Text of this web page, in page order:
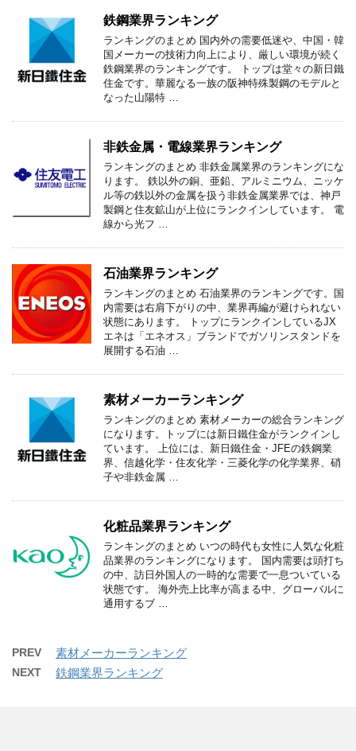
鉄鋼業界ランキング
ランキングのまとめ 国内外の需要低迷や、中国・韓
国メーカーの技術力向上により、厳しい環境が続く
鉄鋼業界のランキングです。 トップは堂々の新日鐵
住金です。華麗なる一族の阪神特殊製鋼のモデルと
なった山陽特 …
非鉄金属・電線業界ランキング
ランキングのまとめ 非鉄金属業界のランキングにな
ります。 鉄以外の銅、亜鉛、アルミニウム、ニッケ
ル等の鉄以外の金属を扱う非鉄金属業界では、神戸
製鋼と住友鉱山が上位にランクインしています。 電
線から光フ …
石油業界ランキング
ランキングのまとめ 石油業界のランキングです。国
内需要は右肩下がりの中、業界再編が避けられない
状態にあります。 トップにランクインしているJX
エネは「エネオス」ブランドでガソリンスタンドを
展開する石油 …
素材メーカーランキング
ランキングのまとめ 素材メーカーの総合ランキング
になります。トップには新日鐵住金がランクインし
ています。 上位には、新日鐵住金・JFEの鉄鋼業
界、信越化学・住友化学・三菱化学の化学業界、硝
子や非鉄金属 …
化粧品業界ランキング
ランキングのまとめ いつの時代も女性に人気な化粧
品業界のランキングになります。 国内需要は頭打ち
の中、訪日外国人の一時的な需要で一息ついている
状態です。 海外売上比率が高まる中、グローバルに
通用するブ …
PREV 素材メーカーランキング
NEXT 鉄鋼業界ランキング